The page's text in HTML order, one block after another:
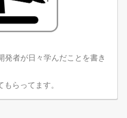
発者が日々学んだことを書き
らってます。